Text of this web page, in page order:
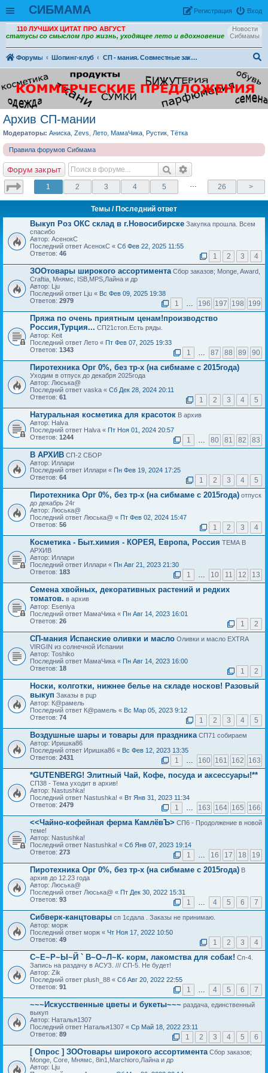
СИБМАМА Вход
Рeгиcтpaция
Новости
Сибмамы
110 ЛУЧШИХ ЦИТАТ ПРО АВГУСТ
статусы со смыслом про жизнь, уходящее лето и вдохновение
Форумы Шопинг-клуб
СП - мания. Совместные закупки без оргпроцента. Новосибирск
ск
Архив СП-мании
Модераторы: Аниска Zevs Лето МамаЧика Рустик Тётка
Правила форумов Сибмама
Форум закрыт
1 2 3 4 5 … 26 >
Темы / Последний ответ
Выкуп Роз ОКС склад в г.Новосибирске Закупка прошла. Всем
спасибо
Автор: АсенокС
Последний ответ АсенокС « Сб Фев 22, 2025 11:55
Ответов: 46 1 2 3 4
ЗООтовары широкого ассортимента Сбор заказов; Monge, Award,
Craftia, Мнямс, ISB,MPS,Лайна и др
Автор: Lju
Последний ответ Lju « Вс Фев 09, 2025 19:38
Ответов: 2979 1 … 196 197 198 199
Пряжа по очень приятным ценам!производство
Россия,Турция... СП21стоп.Есть ряды.
Автор: Keit
Последний ответ Лето « Пт Фев 07, 2025 19:33
Ответов: 1343 1 … 87 88 89 90
Пиротехника Орг 0%, без тр-х (на сибмаме с 2015года)
Уходим в отпуск до декабря 2025года
Автор: Люська@
Последний ответ vaska « Сб Дек 28, 2024 20:11
Ответов: 61 1 2 3 4 5
Натуральная косметика для красоток В архив
Автор: Halva
Последний ответ Halva « Пт Ноя 01, 2024 20:57
Ответов: 1244 1 … 80 81 82 83
В АРХИВ СП-2 СБОР
Автор: Иллари
Последний ответ Иллари « Пн Фев 19, 2024 17:25
Ответов: 64 1 2 3 4 5
Пиротехника Орг 0%, без тр-х (на сибмаме с 2015года) отпуск
до декабрь 24г
Автор: Люська@
Последний ответ Люська@ « Пт Фев 02, 2024 15:47
Ответов: 56 1 2 3 4
Косметика - Быт.химия - КОРЕЯ, Европа, Россия ТЕМА В
АРХИВ
Автор: Иллари
Последний ответ Иллари « Пн Авг 21, 2023 21:30
Ответов: 183 1 … 10 11 12 13
Семена хвойных, декоративных растений и редких
томатов. в архив
Автор: Eseniya
Последний ответ МамаЧика « Пн Авг 14, 2023 16:01
Ответов: 26 1 2
СП-мания Испанские оливки и масло Оливки и масло EXTRA
VIRGIN из солнечной Испании
Автор: Toshiko
Последний ответ МамаЧика « Пн Авг 14, 2023 16:00
Ответов: 18 1 2
Носки, колготки, нижнее белье на складе носков! Разовый
выкуп Заказы в рцр
Автор: К@рамель
Последний ответ К@рамель « Вс Мар 05, 2023 9:12
Ответов: 74 1 2 3 4 5
Воздушные шары и товары для праздника СП71 собираем
Автор: Иришка86
Последний ответ Иришка86 « Вс Фев 12, 2023 13:35
Ответов: 2431 1 … 160 161 162 163
*GUTENBERG! Элитный Чай, Кофе, посуда и аксессуары!**
СП38 - Тема уходит в архив!
Автор: Nastushka!
Последний ответ Nastushka! « Вт Янв 31, 2023 11:34
Ответов: 2479 1 … 163 164 165 166
<<Чайно-кофейная ферма КамлёвЪ> СП6 - Продолжение в новой
теме!
Автор: Nastushka!
Последний ответ Nastushka! « Сб Янв 07, 2023 19:14
Ответов: 273 1 … 16 17 18 19
Пиротехника Орг 0%, без тр-х (на сибмаме с 2015года) В
архив до 12.23 года
Автор: Люська@
Последний ответ Люська@ « Пт Дек 30, 2022 15:31
Ответов: 93 1 … 4 5 6 7
Сибверк-канцтовары сп 1сдала . Заказы не принимаю.
Автор: морж
Последний ответ морж « Чт Ноя 17, 2022 10:50
Ответов: 49 1 2 3 4
С~Е~Р~Ы~Й ` В~О~Л~К- корм, лакомства для собак! Сп-4.
Запись на раздачу в АСУЗ. /// СП-5. Не будет!
Автор: Zik
Последний ответ plush_88 « Сб Авг 20, 2022 22:55
Ответов: 91 1 … 4 5 6 7
~~~Искусственные цветы и букеты~~~ раздача, единственный
выкуп
Автор: Наталья1307
Последний ответ Наталья1307 « Ср Май 18, 2022 23:11
Ответов: 89 1 2 3 4 5 6
[ Опрос ] ЗООтовары широкого ассортимента Сбор заказов;
Monge, Core, Мнямс, 8in1,Marchioro,Лайна и др
Автор: Lju